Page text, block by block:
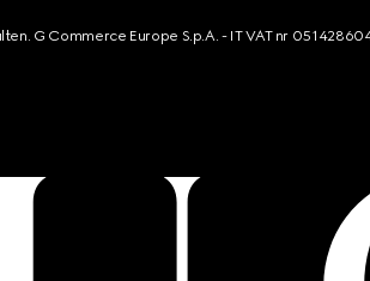
G Commerce Europe S.p.A. - IT VAT nr